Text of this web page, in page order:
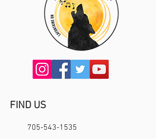
FIND US
705-543-1535